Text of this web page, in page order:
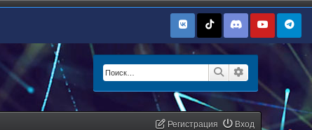
Поиск Расширенный
Вход
Регистрация